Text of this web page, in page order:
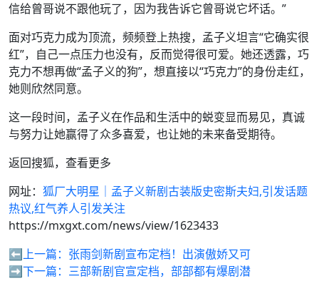
信给曾哥说不跟他玩了，因为我告诉它曾哥说它坏话。”
面对巧克力成为顶流，频频登上热搜，孟子义坦言“它确实很
红”，自己一点压力也没有，反而觉得很可爱。她还透露，巧
克力不想再做“孟子义的狗”，想直接以“巧克力”的身份走红，
她则欣然同意。
这一段时间，孟子义在作品和生活中的蜕变显而易见，真诚
与努力让她赢得了众多喜爱，也让她的未来备受期待。
返回搜狐，查看更多
网址： 狐厂大明星｜孟子义新剧古装版史密斯夫妇,引发话题
热议,红气养人引发关注
https://mxgxt.com/news/view/1623433
⬅️上一篇： 张雨剑新剧宣布定档！出演傲娇又可
➡️下一篇： 三部新剧官宣定档，部部都有爆剧潜